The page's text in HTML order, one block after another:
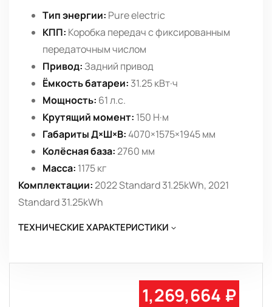
Тип энергии: Pure electric
КПП: Коробка передач с фиксированным
передаточным числом
Привод: Задний привод
Ёмкость батареи: 31.25 кВт·ч
Мощность: 61 л.с.
Крутящий момент: 150 Н·м
Габариты Д×Ш×В: 4070×1575×1945 мм
Колёсная база:2760 мм
Масса: 1175 кг
Комплектации:2022 Standard 31.25kWh, 2021
Standard 31.25kWh
ТЕХНИЧЕСКИЕ ХАРАКТЕРИСТИКИ
1,269,664 ₽